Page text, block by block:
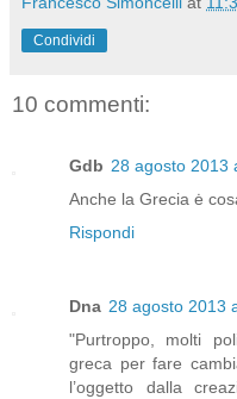
Condividi
10 commenti:
Gdb 28 agosto 2013
Anche la Grecia ė
Rispondi
Dna 28 agosto 2013
"Purtroppo, molti
greca per fare
l’oggetto dalla